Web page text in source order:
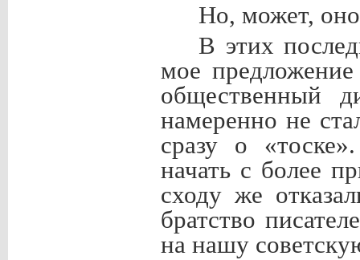
Но, может,
В этих
мое
общественный
намеренно не
сразу о
начать с более
сходу же
братство
на нашу